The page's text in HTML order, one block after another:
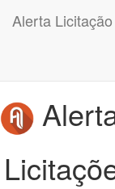
Alerta Licitação